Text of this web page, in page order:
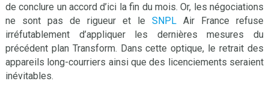
de conclure un accord d’ici la fin du mois. Or, les négociations
ne sont pas de rigueur et leSNPL Air France refuse
irréfutablement d’appliquer les dernières mesures du
précédent plan Transform. Dans cette optique, le retrait des
appareils long-courriers ainsi que des licenciements seraient
inévitables.